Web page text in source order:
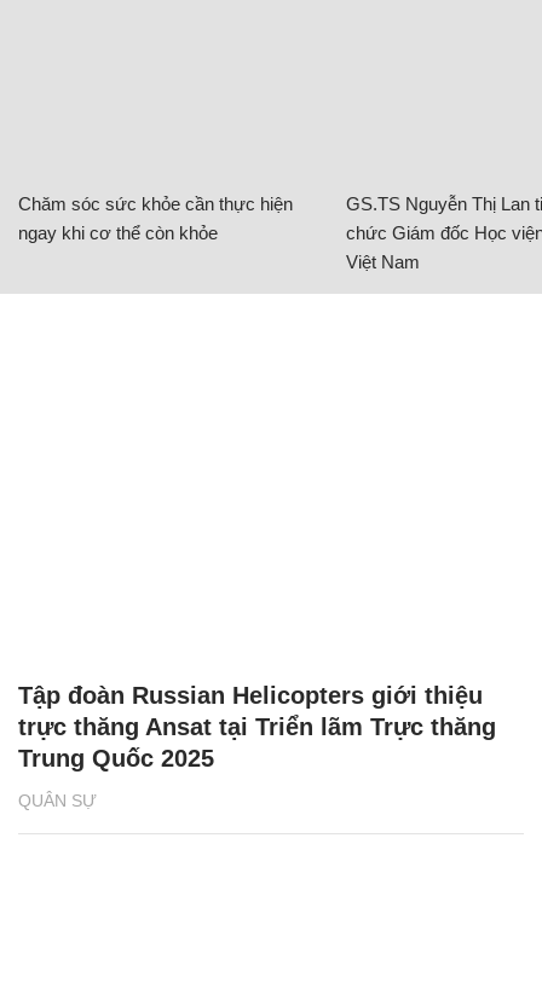
Chăm sóc sức khỏe cần thực hiện
ngay khi cơ thể còn khỏe
GS.TS Nguyễn Thị Lan
chức Giám đốc Học
Việt Nam
QUÂN SỰ
Tập đoàn Russian Helicopters giới thiệu
trực thăng Ansat tại Triển lãm Trực thăng
Trung Quốc 2025